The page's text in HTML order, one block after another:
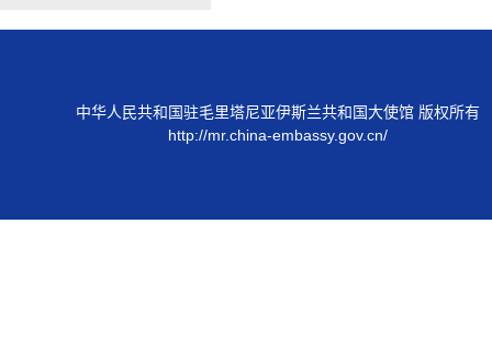
中华人民共和国驻毛里塔尼亚伊斯兰共和国大使馆 版权所有
http://mr.china-embassy.gov.cn/